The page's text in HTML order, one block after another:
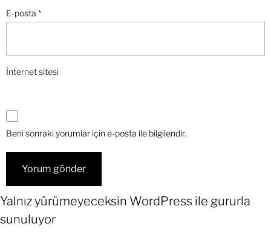
E-posta *
İnternet sitesi
Beni sonraki yorumlar için e-posta ile bilgilendir.
Yalnız yürümeyeceksin WordPress ile gururla
sunuluyor